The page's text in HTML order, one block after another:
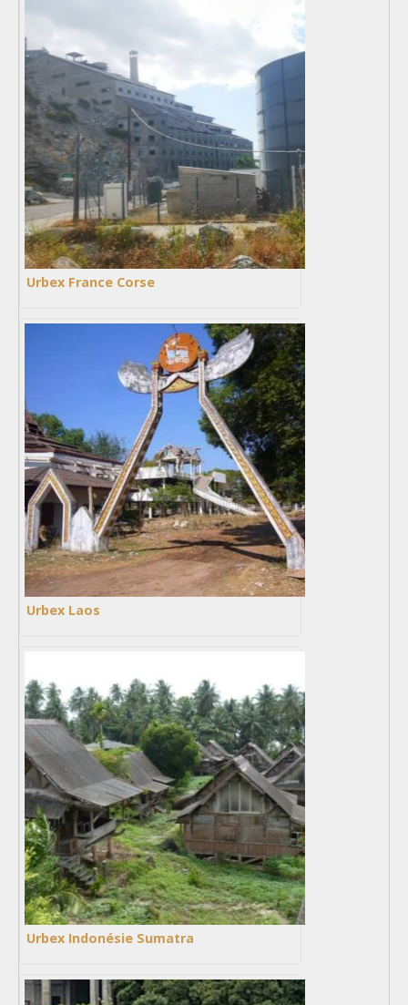
Urbex France Corse
Urbex Laos
Urbex Indonésie Sumatra